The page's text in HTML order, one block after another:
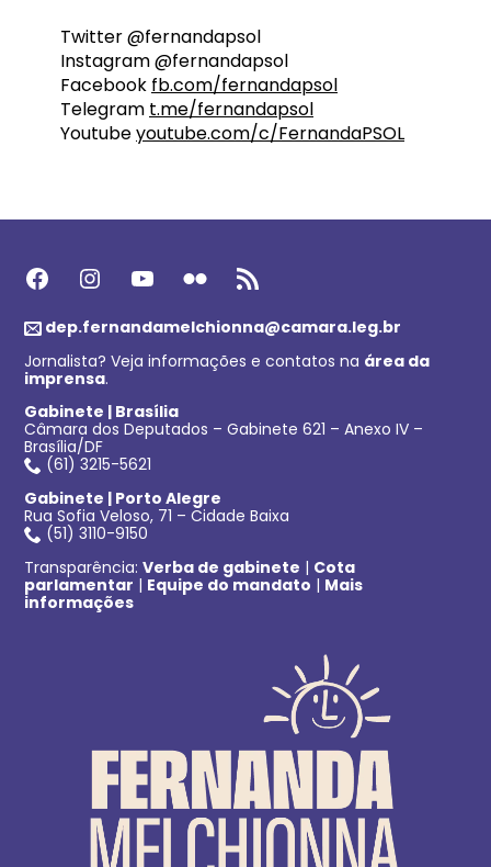
Twitter @fernandapsol
Instagram @fernandapsol
Facebook fb.com/fernandapsol
Telegram t.me/fernandapsol
Youtubeyoutube.com/c/FernandaPSOL
Facebook Instagram Youtube Flickr Feed RSS
dep.fernandamelchionna@camara.leg.br
Jornalista? Veja informações e contatos na área da
imprensa.
Gabinete | Brasília
Câmara dos Deputados – Gabinete 621 – Anexo IV –
Brasília/DF
(61) 3215-5621
Gabinete | Porto Alegre
Rua Sofia Veloso, 71 – Cidade Baixa
(51) 3110-9150
Transparência:Verba de gabinete | Cota
parlamentar | Equipe do mandato | Mais
informações